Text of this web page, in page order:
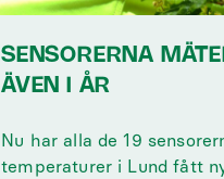
SENSORERNA
ÄVEN I ÅR
Nu har alla de 19
temperaturer i Lund fått